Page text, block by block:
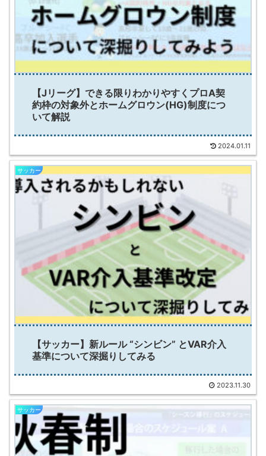
【Jリーグ】できる限りわかりやすくプロA契
約枠の対象外とホームグロウン(HG)制度につ
いて解説
2024.01.11
サッカー
【サッカー】新ルール “シンビン” とVAR介入
基準について深掘りしてみる
2023.11.30
サッカー